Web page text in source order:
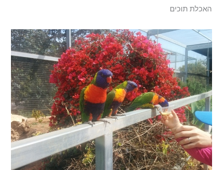
האכלת תוכים